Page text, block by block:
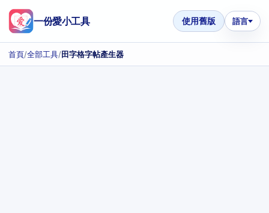
一份愛小工具 使用舊版 語言
首頁/全部工具/田字格字帖產生器